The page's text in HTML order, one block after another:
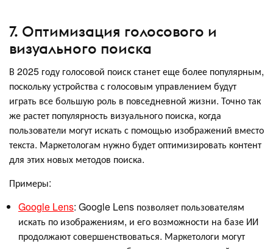
7. Оптимизация голосового и
визуального поиска
В 2025 году голосовой поиск станет еще более популярным,
поскольку устройства с голосовым управлением будут
играть все большую роль в повседневной жизни. Точно так
же растет популярность визуального поиска, когда
пользователи могут искать с помощью изображений вместо
текста. Маркетологам нужно будет оптимизировать контент
для этих новых методов поиска.
Примеры:
Google Lens: Google Lens позволяет пользователям
искать по изображениям, и его возможности на базе ИИ
продолжают совершенствоваться. Маркетологи могут